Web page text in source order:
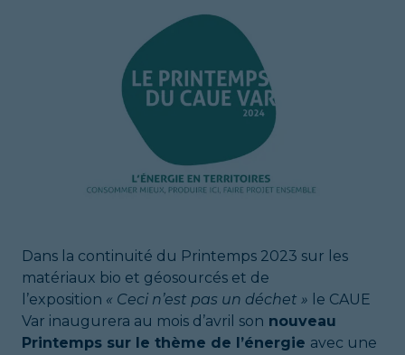
Dans la continuité du Printemps 2023 sur les
matériaux bio et géosourcés et de
l’exposition « Ceci n’est pas un déchet » le CAUE
Var inaugurera au mois d’avril son nouveau
Printemps sur le thème de l’énergie avec une